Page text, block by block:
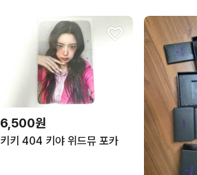
6,500원
키키 404 키야 위드뮤 포카